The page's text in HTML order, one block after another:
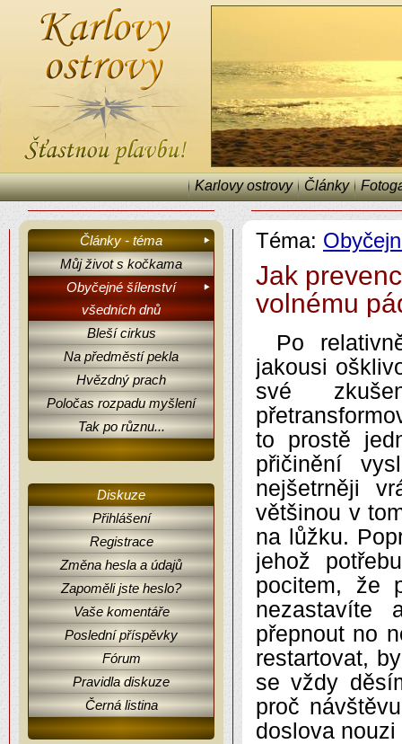
Karlovy ostrovy Články
Články - téma
Můj život s kočkama
Obyčejné šílenství
všedních dnů
Bleší cirkus
Na předměstí pekla
Hvězdný prach
Poločas rozpadu myšlení
Tak po různu...
Diskuze
Přihlášení
Registrace
Změna hesla a údajů
Zapoměli jste heslo?
Vaše komentáře
Poslední příspěvky
Fórum
Pravidla diskuze
Černá listina
Téma:
Jak
volnému
Po
jakousi
své
to prostě
přičinění
nejšetrněji
většinou v
na lůžku.
jehož
pocitem, že
přepnout no
restartovat,
se vždy
proč
doslova